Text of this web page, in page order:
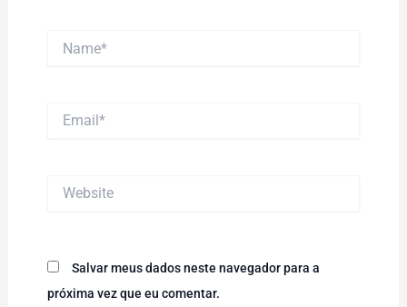
Salvar meus dados neste navegador para a
próxima vez que eu comentar.